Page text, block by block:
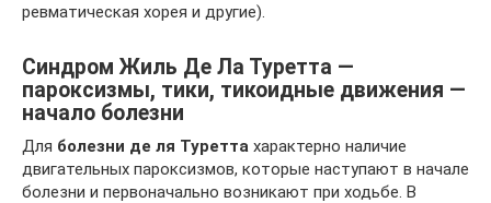
ревматическая хорея и другие).
Синдром Жиль Де Ла Туретта —
пароксизмы, тики, тикоидные движения —
начало болезни
Для болезни де ля Туретта характерно наличие
двигательных пароксизмов, которые наступают в начале
болезни и первоначально возникают при ходьбе. В